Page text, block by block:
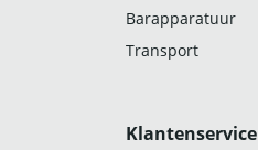
Barapparatuur
Transport
Klantenservice